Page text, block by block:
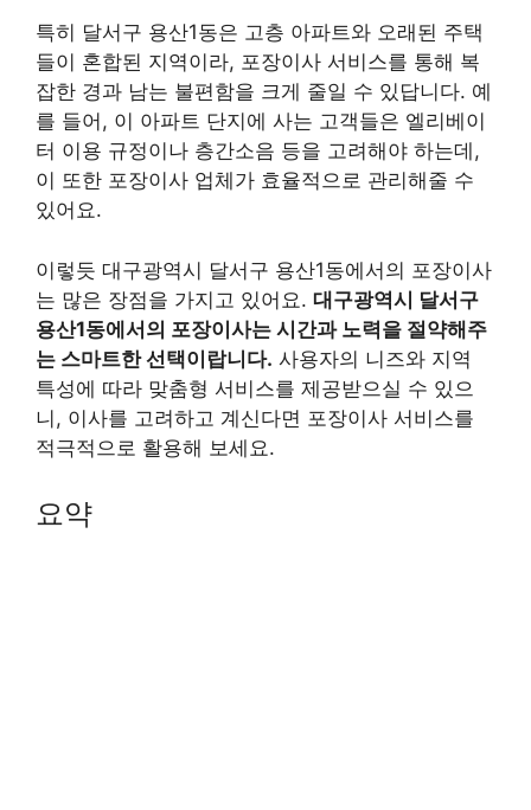
특히 달서구 용산1동은 고층 아파트와 오래된 주택
들이 혼합된 지역이라, 포장이사 서비스를 통해 복
잡한 경과 남는 불편함을 크게 줄일 수 있답니다. 예
를 들어, 이 아파트 단지에 사는 고객들은 엘리베이
터 이용 규정이나 층간소음 등을 고려해야 하는데,
이 또한 포장이사 업체가 효율적으로 관리해줄 수
있어요.
이렇듯 대구광역시 달서구 용산1동에서의 포장이사
는 많은 장점을 가지고 있어요. 대구광역시 달서구
용산1동에서의 포장이사는 시간과 노력을 절약해주
는 스마트한 선택이랍니다. 사용자의 니즈와 지역
특성에 따라 맞춤형 서비스를 제공받으실 수 있으
니, 이사를 고려하고 계신다면 포장이사 서비스를
적극적으로 활용해 보세요.
요약